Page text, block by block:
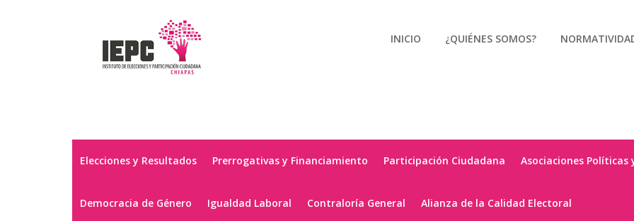
INICIO ¿QUIÉNES SOMOS?
Elecciones y Resultados Prerrogativas y Financiamiento Participación Ciudadana Asociaciones Políticas
Democracia de Género Igualdad Laboral Contraloría General Alianza de la Calidad Electoral